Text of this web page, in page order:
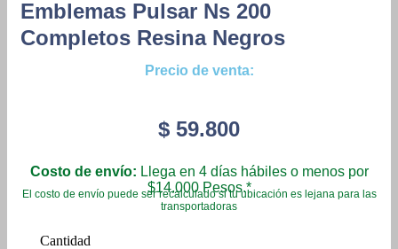
Emblemas Pulsar Ns 200
Completos Resina Negros
Precio de venta:
$ 59.800
Costo de envío: Llega en 4 días hábiles o menos por
$14.000 Pesos.*
El costo de envío puede ser recalculado si tu ubicación es lejana para las
transportadoras